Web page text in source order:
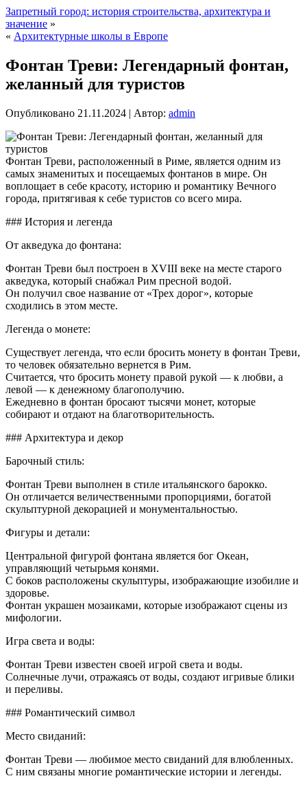
Запретный город: история строительства, архитектура и
значение »
« Архитектурные школы в Европе
Фонтан Треви: Легендарный фонтан,
желанный для туристов
Опубликовано 21.11.2024 | Автор: admin
Фонтан Треви, расположенный в Риме, является одним из
самых знаменитых и посещаемых фонтанов в мире. Он
воплощает в себе красоту, историю и романтику Вечного
города, притягивая к себе туристов со всего мира.
### История и легенда
От акведука до фонтана:
Фонтан Треви был построен в XVIII веке на месте старого
акведука, который снабжал Рим пресной водой.
Он получил свое название от «Трех дорог», которые
сходились в этом месте.
Легенда о монете:
Существует легенда, что если бросить монету в фонтан Треви,
то человек обязательно вернется в Рим.
Считается, что бросить монету правой рукой — к любви, а
левой — к денежному благополучию.
Ежедневно в фонтан бросают тысячи монет, которые
собирают и отдают на благотворительность.
### Архитектура и декор
Барочный стиль:
Фонтан Треви выполнен в стиле итальянского барокко.
Он отличается величественными пропорциями, богатой
скульптурной декорацией и монументальностью.
Фигуры и детали:
Центральной фигурой фонтана является бог Океан,
управляющий четырьмя конями.
С боков расположены скульптуры, изображающие изобилие и
здоровье.
Фонтан украшен мозаиками, которые изображают сцены из
мифологии.
Игра света и воды:
Фонтан Треви известен своей игрой света и воды.
Солнечные лучи, отражаясь от воды, создают игривые блики
и переливы.
### Романтический символ
Место свиданий:
Фонтан Треви — любимое место свиданий для влюбленных.
С ним связаны многие романтические истории и легенды.